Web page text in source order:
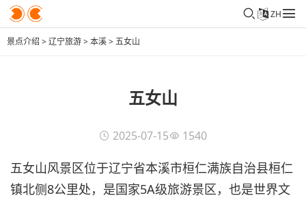
ZH
景点介绍 >辽宁旅游>本溪>五女山
五女山
2025-07-15 1540
五女山风景区位于辽宁省本溪市桓仁满族自治县桓仁
镇北侧8公里处，是国家5A级旅游景区，也是世界文